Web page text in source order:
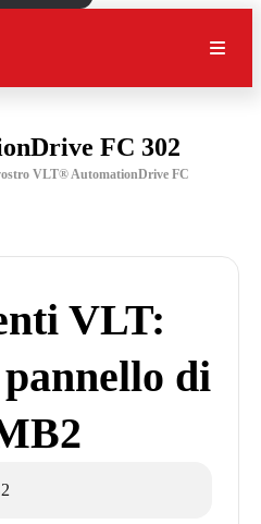
FC 302
VLT® AutomationDrive FC
VLT:
di